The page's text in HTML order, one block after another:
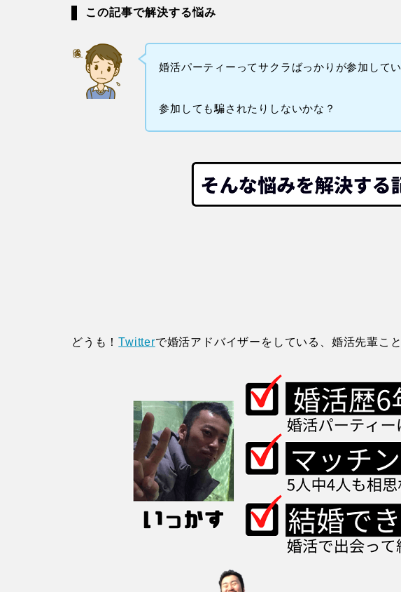
この記事で解決する悩み
婚活パーティーってサクラばっかりが参加して
参加しても騙されたりしないかな？
どうも！Twitterで婚活アドバイザーをしている、婚活先輩こと